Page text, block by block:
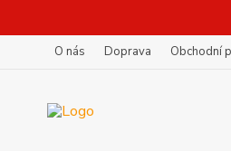
O nás Doprava Obchodní